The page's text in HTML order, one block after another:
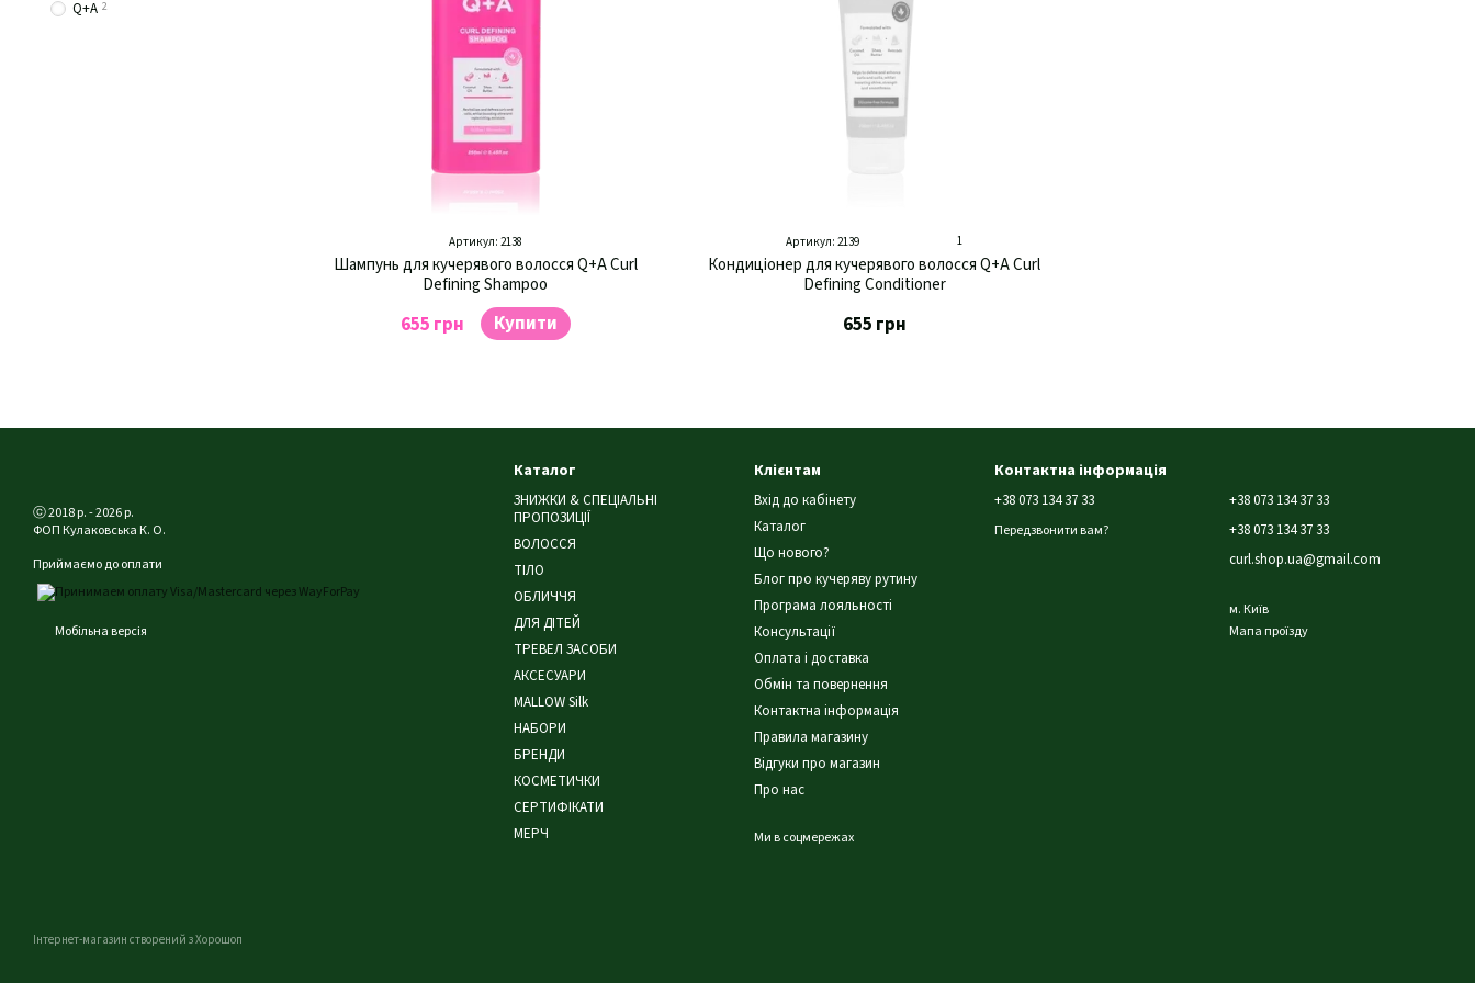
Артикул: 2138
Шампунь для кучерявого волосся Q+A Curl
Defining Shampoo
655 грн Купити
Артикул: 2139 1
Кондиціонер для кучерявого волосся Q+A Curl
Defining Conditioner
655 грн
Q+A 2
ⓒ 2018 р. - 2026 р.
ФОП Кулаковська К. О.
Приймаємо до оплати
Мобільна версія
Інтернет-магазин створений з Хорошоп
Каталог
ЗНИЖКИ & СПЕЦІАЛЬНІ
ПРОПОЗИЦІЇ
ВОЛОССЯ
ТІЛО
ОБЛИЧЧЯ
ДЛЯ ДІТЕЙ
ТРЕВЕЛ ЗАСОБИ
АКСЕСУАРИ
MALLOW Silk
НАБОРИ
БРЕНДИ
КОСМЕТИЧКИ
СЕРТИФІКАТИ
МЕРЧ
Клієнтам
Вхід до кабінету
Каталог
Що нового?
Блог про кучеряву рутину
Програма лояльності
Консультації
Оплата і доставка
Обмін та повернення
Контактна інформація
Правила магазину
Відгуки про магазин
Про нас
Ми в соцмережах
Контактна інформація
+38 073 134 37 33
Передзвонити вам?
+38 073 134 37 33
+38 073 134 37 33
curl.shop.ua@gmail.com
м. Київ
Мапа проїзду